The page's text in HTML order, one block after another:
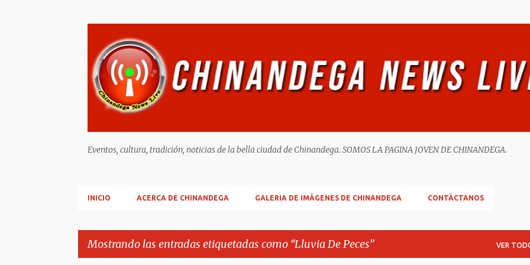
Eventos, cultura, tradición, noticias de la bella ciudad de Chinandega. SOMOS LA PAGINA JOVEN DE CHINANDEGA.
INICIO ACERCA DE CHINANDEGA GALERIA DE IMÁGENES DE CHINANDEGA CONTÁCTANOS
Mostrando las entradas etiquetadas como Lluvia De Peces VER